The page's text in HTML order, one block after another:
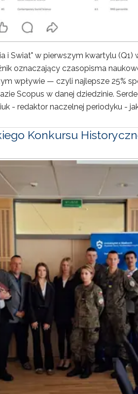
i Swiat" w pierwszym kwartylu
oznaczający czasopisma
wpływie — czyli najlepsze 25%
Scopus w danej dziedzinie.
- redaktor naczelnej periodyku -
Konkursu